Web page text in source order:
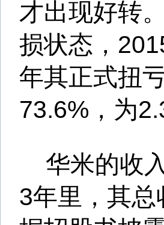
大股东。
而顺为资本与
创始合伙人之一便
有资料显示，
一起共同组建的
元基金。其办公
厦，而那里曾是